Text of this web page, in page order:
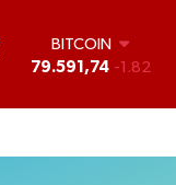
BITCOIN
79.591,74 -1.82
45,43620 0.02
53,38690 0.19